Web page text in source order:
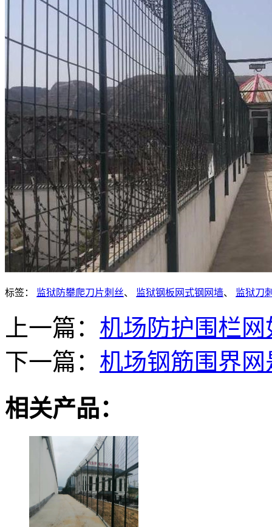
标签： 监狱防攀爬刀片刺丝、 监狱钢板网式钢网墙、 监狱刀
上一篇： 机场防护围栏
下一篇： 机场钢筋围界
相关产品：